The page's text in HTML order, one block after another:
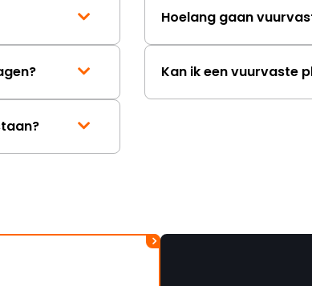
Hoelang gaan
Kan ik een vuurvaste